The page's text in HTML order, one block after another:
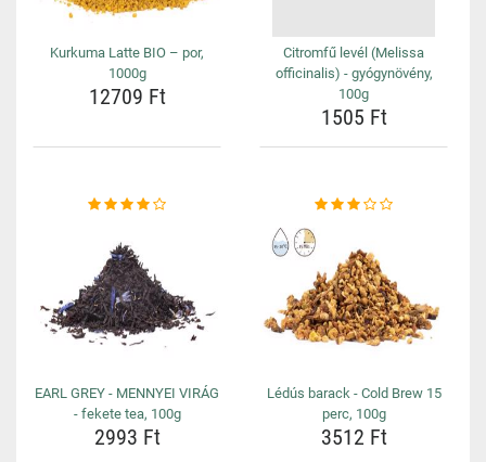
Kurkuma Latte BIO – por,
1000g
12709 Ft
Citromfű levél (Melissa
officinalis) - gyógynövény,
100g
1505 Ft
EARL GREY - MENNYEI VIRÁG
- fekete tea, 100g
2993 Ft
Lédús barack - Cold Brew 15
perc, 100g
3512 Ft